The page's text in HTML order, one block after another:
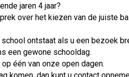
jaren 4 jaar?
over het kiezen van de juiste
ontstaat als u een bezoek
een gewone schooldag.
één van onze open dagen.